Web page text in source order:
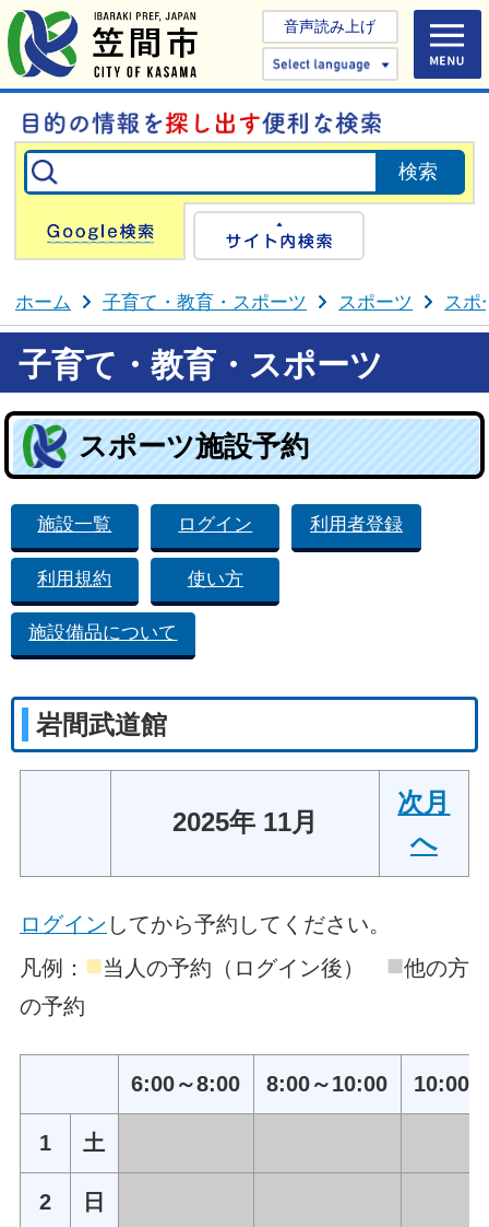
音声読み上げ
Select
Google検索
ホーム 子育て・教育・スポーツ スポーツ スポ
子育て・教育・スポーツ
スポーツ施設予約
施設一覧 ログイン 利用者登録
利用規約 使い方
施設備品について
岩間武道館
2025年 11月
次月
へ
ログイン してから予約してください。
凡例： ■当人の予約（ログイン後） ■他の方
の予約
6:00～8:00 8:00～10:00 10:00
1 土
2 日